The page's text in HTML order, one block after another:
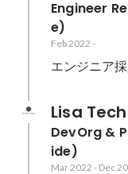
Engineer
e)
Feb 2022 -
エンジニア
Lisa
DevOrg &
ide)
Mar 2022 - Dec